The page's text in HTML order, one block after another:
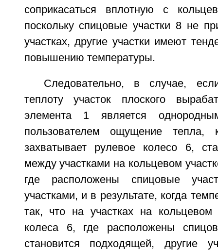
соприкасаться вплотную с
поскольку спицовые участки 8 не
участках, другие участки имеют
повышению температуры.
Следовательно, в случае,
теплоту участок плоского
элемента 1 является
пользователем ощущение
захватывает рулевое колесо 6,
между участками на кольцевом
где расположены спицовые
участками, и в результате, когда
так, что на участках на кольцевом
колеса 6, где расположены
становится подходящей, другие